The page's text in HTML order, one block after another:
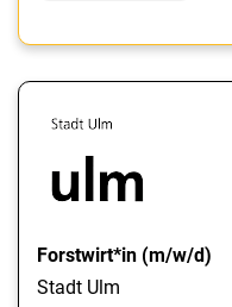
Forstwirt*in (m/w/d)
Stadt Ulm